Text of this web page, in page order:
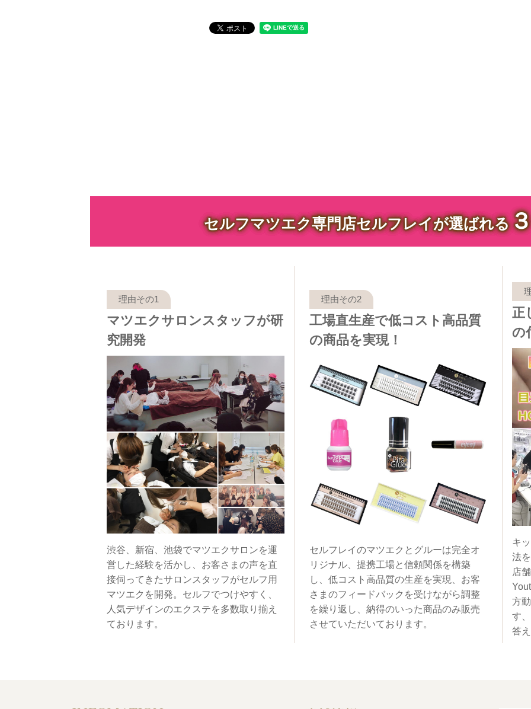
セルフマツエク専門店セルフレイが選ばれる
マツエクサロンスタッフが研
究開発
渋谷、新宿、池袋でマツエクサロンを運
営した経験を活かし、お客さまの声を直
接伺ってきたサロンスタッフがセルフ用
マツエクを開発。セルフでつけやすく、
人気デザインのエクステを多数取り揃え
ております。
工場直生産で低コスト高品質
の商品を実現！
セルフレイのマツエクとグルーは完全オ
リジナル、提携工場と信頼関係を構築
し、低コスト高品質の生産を実現、お客
さまのフィードバックを受けながら調整
を繰り返し、納得のいった商品のみ販売
させていただいております。
正
の
キ
法
店
方
す
答